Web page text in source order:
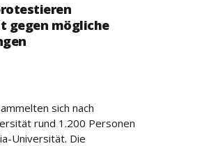
gegen mögliche
sich nach
rund 1.200 Personen
Universität. Die